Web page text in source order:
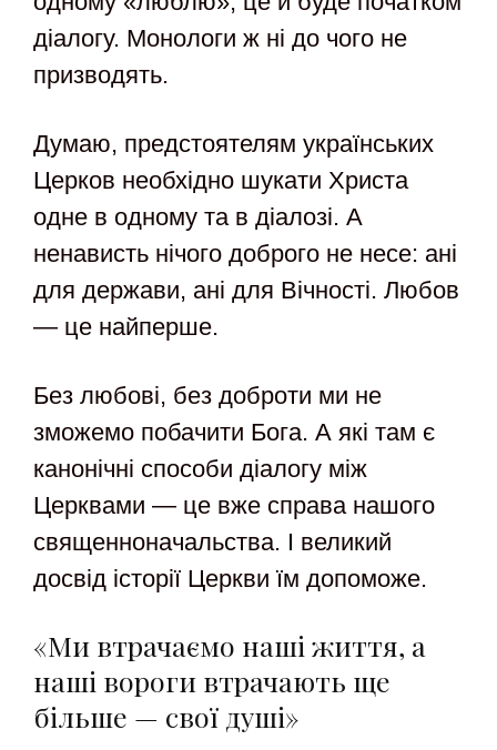
діалогу. Монологи ж ні до чого не
призводять.
Думаю, предстоятелям українських
Церков необхідно шукати Христа
одне в одному та в діалозі. А
ненависть нічого доброго не несе: ані
для держави, ані для Вічності. Любов
— це найперше.
Без любові, без доброти ми не
зможемо побачити Бога. А які там є
канонічні способи діалогу між
Церквами — це вже справа нашого
священноначальства. І великий
досвід історії Церкви їм допоможе.
«Ми втрачаємо наші життя, а
наші вороги втрачають ще
більше — свої душі»